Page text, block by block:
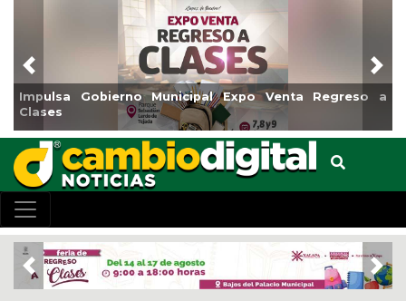
Impulsa Gobierno Municipal Expo Venta Regreso a
Clases
Previous
Previous